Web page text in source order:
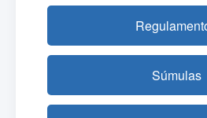
Súmulas